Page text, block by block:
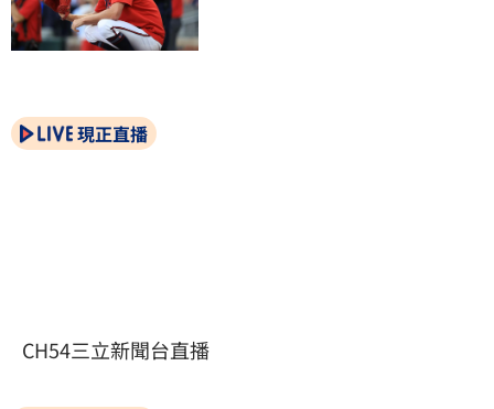
現正直播
CH54三立新聞台直播